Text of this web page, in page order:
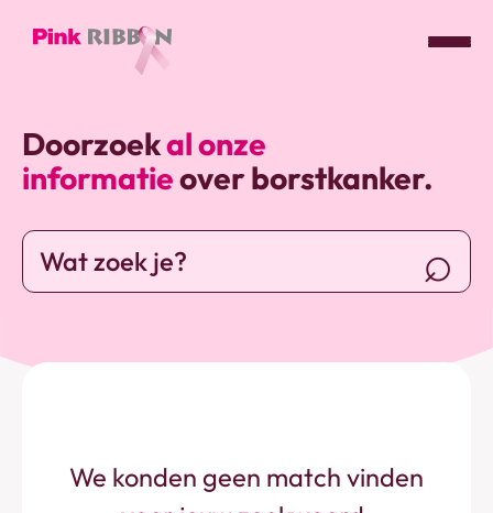
logo
-
naar
homepage
Doorzoekal onze
informatieover borstkanker.
Doorzoek
de
website
We konden geen match vinden